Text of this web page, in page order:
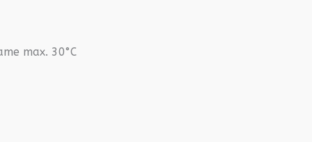
max. 30°C